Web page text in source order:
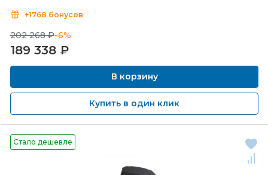
+1768 бонусов
202 268 ₽-6%
189 338 ₽
В корзину
Купить в один клик
Стало дешевле